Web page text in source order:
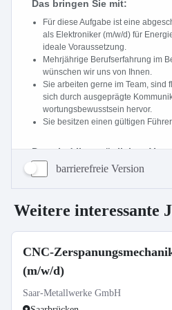
barrierefreie Version
Weitere interessante
CNC-
(m/w/d)
Saar-Metallwerke GmbH